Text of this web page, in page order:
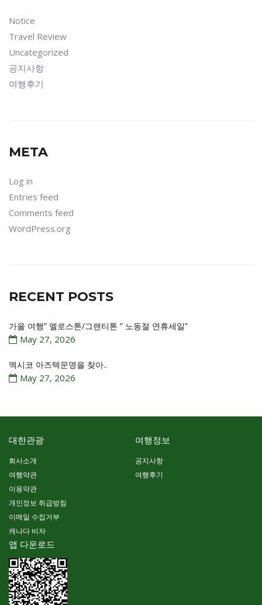
Notice
Travel Review
Uncategorized
공지사항
여행후기
META
Log in
Entries feed
Comments feed
WordPress.org
RECENT POSTS
가을 여행” 엘로스톤/그랜티톤 ” 노동절 연휴세일”
May 27, 2026
멕시코 아즈텍문명을 찾아..
May 27, 2026
대한관광
회사소개
여행약관
이용약관
개인정보 취급방침
이메일 수집거부
캐나다 비자
여행정보
공지사항
여행후기
앱 다운로드